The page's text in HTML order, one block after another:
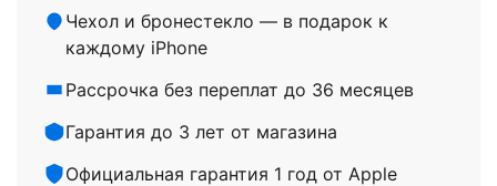
Чехол и бронестекло — в подарок к
каждому iPhone
Рассрочка без переплат до 36 месяцев
Гарантия до 3 лет от магазина
Официальная гарантия 1 год от Apple